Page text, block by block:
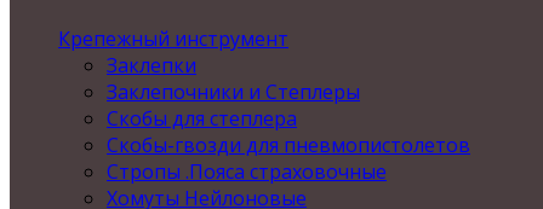
Крепежный инструмент
Заклепки
Заклепочники и Степлеры
Скобы для степлера
Скобы-гвозди для пневмопистолетов
Стропы .Пояса страховочные
Хомуты Нейлоновые